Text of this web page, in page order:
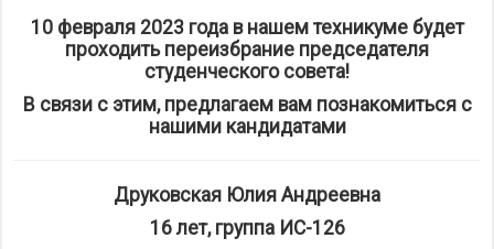
10 февраля 2023 года в нашем техникуме будет
проходить переизбрание председателя
студенческого совета!
В связи с этим, предлагаем вам познакомиться с
нашими кандидатами
Друковская Юлия Андреевна
16 лет, группа ИС-126